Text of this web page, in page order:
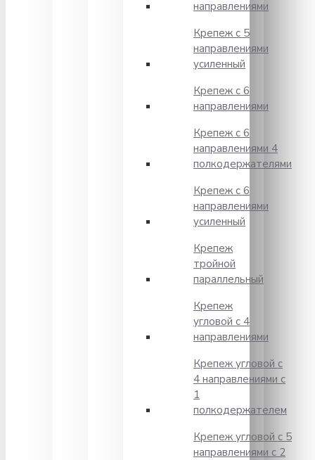
направлениями
Крепеж с 5
направлениями
усиленный
Крепеж с 6
направлениями
Крепеж с 6
направлениями 4
полкодержателями
Крепеж с 6
направлениями
усиленный
Крепеж
тройной
параллельный
Крепеж
угловой с 4
направлениями
Крепеж угловой с
4 направлениями с
1
полкодержателем
Крепеж угловой с 5
направлениями с 2